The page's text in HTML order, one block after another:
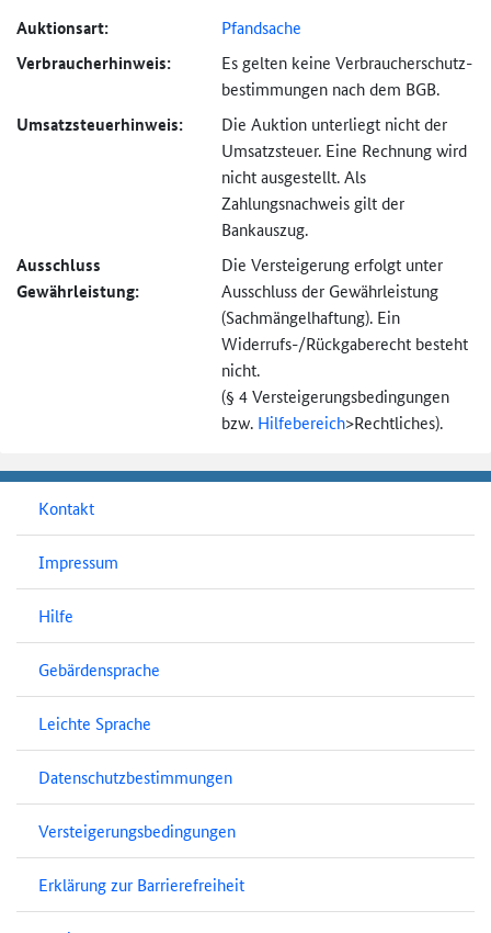
Auktionsart: Pfandsache
Verbraucher­hinweis:
Es gelten keine Verbraucher­schutz­
bestimmungen nach dem BGB.
Umsatzsteuer­hinweis:
Die Auktion unterliegt nicht der
Umsatzsteuer. Eine Rechnung wird
nicht ausgestellt. Als
Zahlungsnachweis gilt der
Bankauszug.
Ausschluss
Gewährleistung:
Die Versteigerung erfolgt unter
Ausschluss der Gewährleistung
(Sachmängel­haftung). Ein
Widerrufs-/Rückgaberecht besteht
nicht.
(§ 4 Versteigerungs­bedingungen
bzw. Hilfebereich>Rechtliches).
Kontakt
Impressum
Hilfe
Gebärdensprache
Leichte Sprache
Datenschutzbestimmungen
Versteigerungsbedingungen
Erklärung zur Barrierefreiheit